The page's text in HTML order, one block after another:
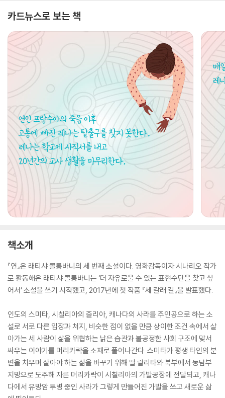
카드뉴스로 보는 책
책소개
『연』은 래티샤 콜롱바니의 세 번째 소설이다. 영화감독이자 시나리오 작가
로 활동해온 래티샤 콜롱바니는 ‘더 자유로울 수 있는 표현수단을 찾고 싶
어서’ 소설을 쓰기 시작했고, 2017년에 첫 작품 『세 갈래 길』을 발표했다.
인도의 스미타, 시칠리아의 줄리아, 캐나다의 사라를 주인공으로 하는 소
설로 서로 다른 입장과 처지, 비슷한 점이 없을 만큼 상이한 조건 속에서 살
아가는 세 사람이 삶을 위협하는 낡은 습관과 불공정한 사회 구조에 맞서
싸우는 이야기를 머리카락을 소재로 풀어나간다. 스미타가 평생 타인의 분
변을 치우며 살아야 하는 삶을 바꾸기 위해 딸 랄리타와 북부에서 동남부
지방으로 도주해 자른 머리카락이 시칠리아의 가발공장에 전달되고, 캐나
다에서 유방암 투병 중인 사라가 그렇게 만들어진 가발을 쓰고 새로운 삶